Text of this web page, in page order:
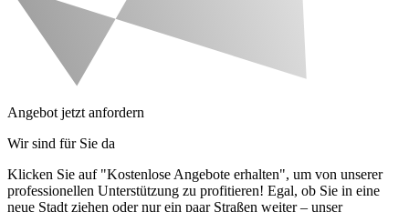
Angebot jetzt anfordern
Wir sind für Sie da
Klicken Sie auf "Kostenlose Angebote erhalten", um von unserer
professionellen Unterstützung zu profitieren! Egal, ob Sie in eine
neue Stadt ziehen oder nur ein paar Straßen weiter – unser